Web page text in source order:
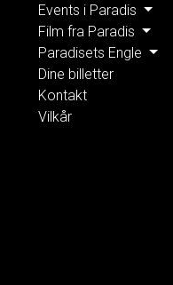
Events i Paradis
Film fra Paradis
Paradisets Engle
Dine billetter
Kontakt
Vilkår